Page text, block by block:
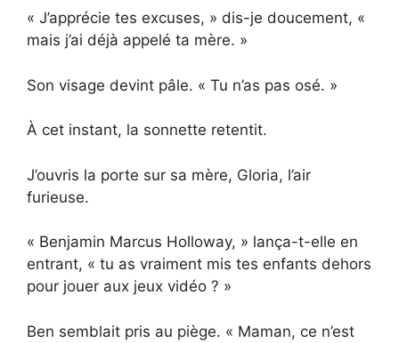
« J’apprécie tes excuses, » dis-je doucement, «
mais j’ai déjà appelé ta mère. »
Son visage devint pâle. « Tu n’as pas osé. »
À cet instant, la sonnette retentit.
J’ouvris la porte sur sa mère, Gloria, l’air
furieuse.
« Benjamin Marcus Holloway, » lança-t-elle en
entrant, « tu as vraiment mis tes enfants dehors
pour jouer aux jeux vidéo ? »
Ben semblait pris au piège. « Maman, ce n’est